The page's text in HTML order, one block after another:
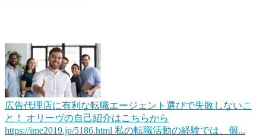
広告代理店に有利な転職エージェント選びで失敗しないこ
と！
オリーヴの自己紹介はこちらから
https://ime2019.jp/5186.html 私の転職活動の経験では、個...